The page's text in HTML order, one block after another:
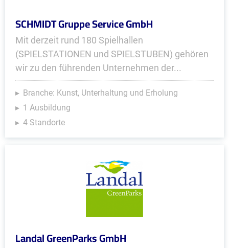
SCHMIDT Gruppe Service GmbH
Mit derzeit rund 180 Spielhallen
(SPIELSTATIONEN und SPIELSTUBEN) gehören
wir zu den führenden Unternehmen der...
Branche: Kunst, Unterhaltung und Erholung
1 Ausbildung
4 Standorte
Landal GreenParks GmbH